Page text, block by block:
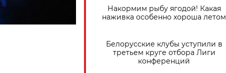
Накормим рыбу ягодой! Какая
наживка особенно хороша летом
Белорусские клубы уступили в
третьем круге отбора Лиги
конференций